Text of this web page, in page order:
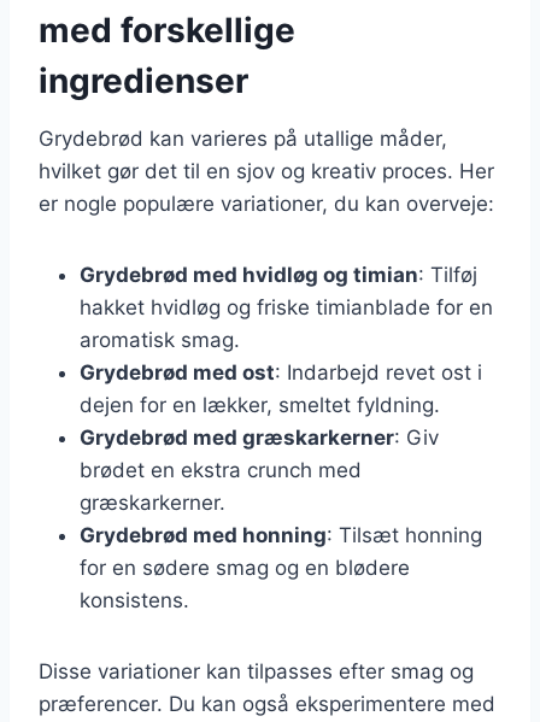
med forskellige
ingredienser
Grydebrød kan varieres på utallige måder,
hvilket gør det til en sjov og kreativ proces. Her
er nogle populære variationer, du kan overveje:
Grydebrød med hvidløg og timian: Tilføj
hakket hvidløg og friske timianblade for en
aromatisk smag.
Grydebrød med ost: Indarbejd revet ost i
dejen for en lækker, smeltet fyldning.
Grydebrød med græskarkerner: Giv
brødet en ekstra crunch med
græskarkerner.
Grydebrød med honning: Tilsæt honning
for en sødere smag og en blødere
konsistens.
Disse variationer kan tilpasses efter smag og
præferencer. Du kan også eksperimentere med